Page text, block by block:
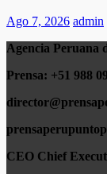
Ago 7, 2026 admin
Agencia Peruana
Prensa: +51 988
CEO Chief